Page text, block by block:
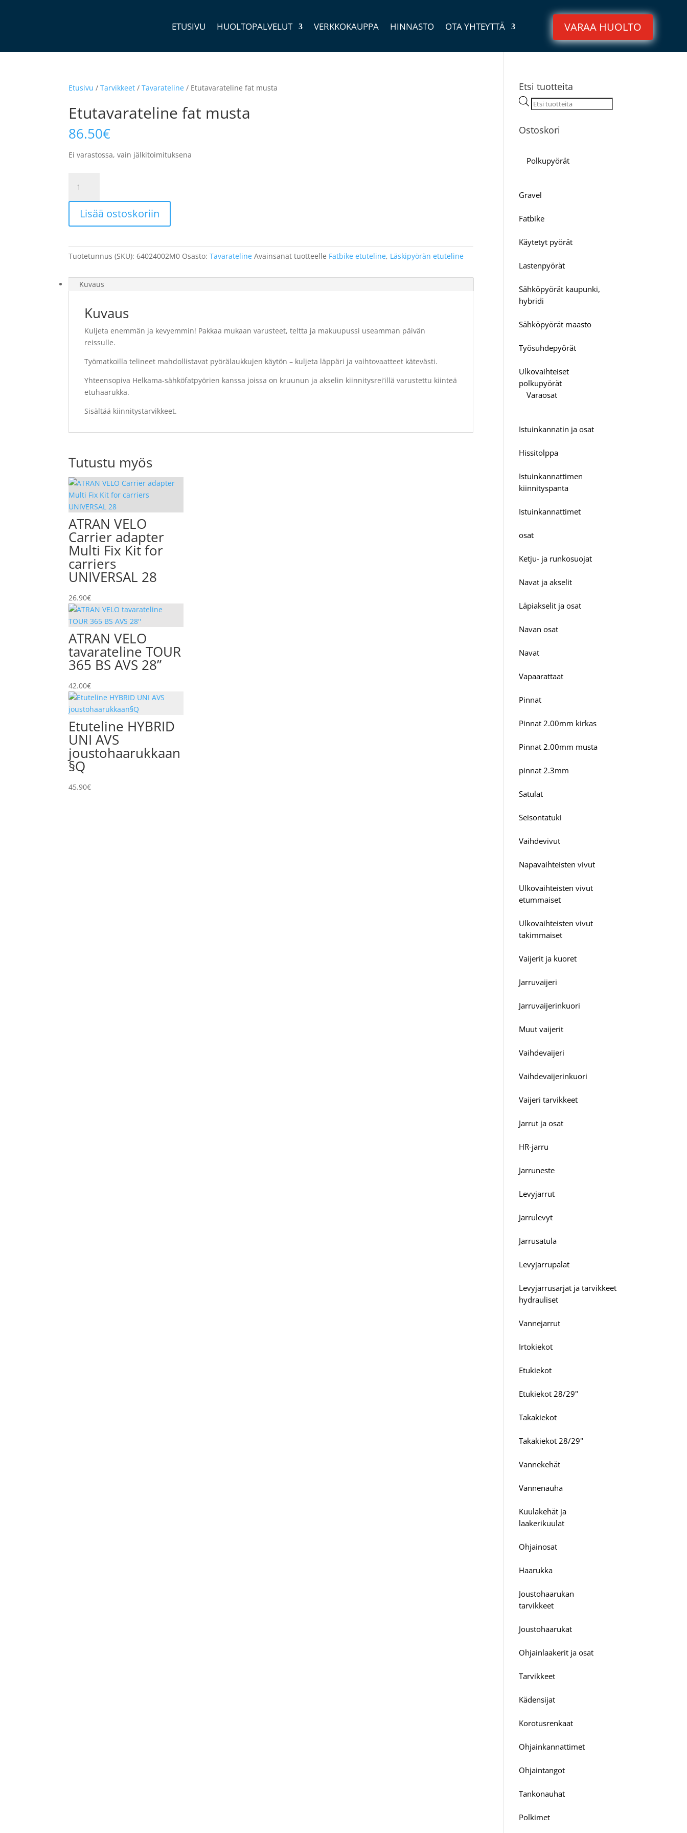
ETUSIVU HUOLTOPALVELUT VERKKOKAUPPA HINNASTO OTA YHTEYTTÄ VARAA HUOLTO
Etusivu /Tarvikkeet /Tavarateline / Etutavarateline fat musta
Etutavarateline fat musta
86.50€
Ei varastossa, vain jälkitoimituksena
musta
määräLisää ostoskoriin
Tuotetunnus (SKU):64024002M0 Osasto:Tavarateline Avainsanat tuotteelle Fatbike etuteline, Läskipyörän etuteline
Kuvaus
Kuvaus
Kuljeta enemmän ja kevyemmin! Pakkaa mukaan varusteet, teltta ja makuupussi useamman päivän
reissulle.
Työmatkoilla telineet mahdollistavat pyörälaukkujen käytön – kuljeta läppäri ja vaihtovaatteet kätevästi.
Yhteensopiva Helkama-sähköfatpyörien kanssa joissa on kruunun ja akselin kiinnitysrei’illä varustettu kiinteä
etuhaarukka.
Sisältää kiinnitystarvikkeet.
Tutustu myös
ATRAN VELO
Carrier adapter
Multi Fix Kit for
carriers
UNIVERSAL 28
26.90€
ATRAN VELO
tavarateline TOUR
365 BS AVS 28”
42.00€
Etuteline HYBRID
UNI AVS
joustohaarukkaan
§Q
45.90€
Etsi tuotteita
Products
search
Ostoskori
Polkupyörät
Gravel
Fatbike
Käytetyt pyörät
Lastenpyörät
Sähköpyörät kaupunki,
hybridi
Sähköpyörät maasto
Työsuhdepyörät
Ulkovaihteiset
polkupyörät
Varaosat
Istuinkannatin ja osat
Hissitolppa
Istuinkannattimen
kiinnityspanta
Istuinkannattimet
osat
Ketju- ja runkosuojat
Navat ja akselit
Läpiakselit ja osat
Navan osat
Navat
Vapaarattaat
Pinnat
Pinnat 2.00mm kirkas
Pinnat 2.00mm musta
pinnat 2.3mm
Satulat
Seisontatuki
Vaihdevivut
Napavaihteisten vivut
Ulkovaihteisten vivut
etummaiset
Ulkovaihteisten vivut
takimmaiset
Vaijerit ja kuoret
Jarruvaijeri
Jarruvaijerinkuori
Muut vaijerit
Vaihdevaijeri
Vaihdevaijerinkuori
Vaijeri tarvikkeet
Jarrut ja osat
HR-jarru
Jarruneste
Levyjarrut
Jarrulevyt
Jarrusatula
Levyjarrupalat
Levyjarrusarjat ja tarvikkeet
hydrauliset
Vannejarrut
Irtokiekot
Etukiekot
Etukiekot 28/29"
Takakiekot
Takakiekot 28/29"
Vannekehät
Vannenauha
Kuulakehät ja
laakerikuulat
Ohjainosat
Haarukka
Joustohaarukan
tarvikkeet
Joustohaarukat
Ohjainlaakerit ja osat
Tarvikkeet
Kädensijat
Korotusrenkaat
Ohjainkannattimet
Ohjaintangot
Tankonauhat
Polkimet